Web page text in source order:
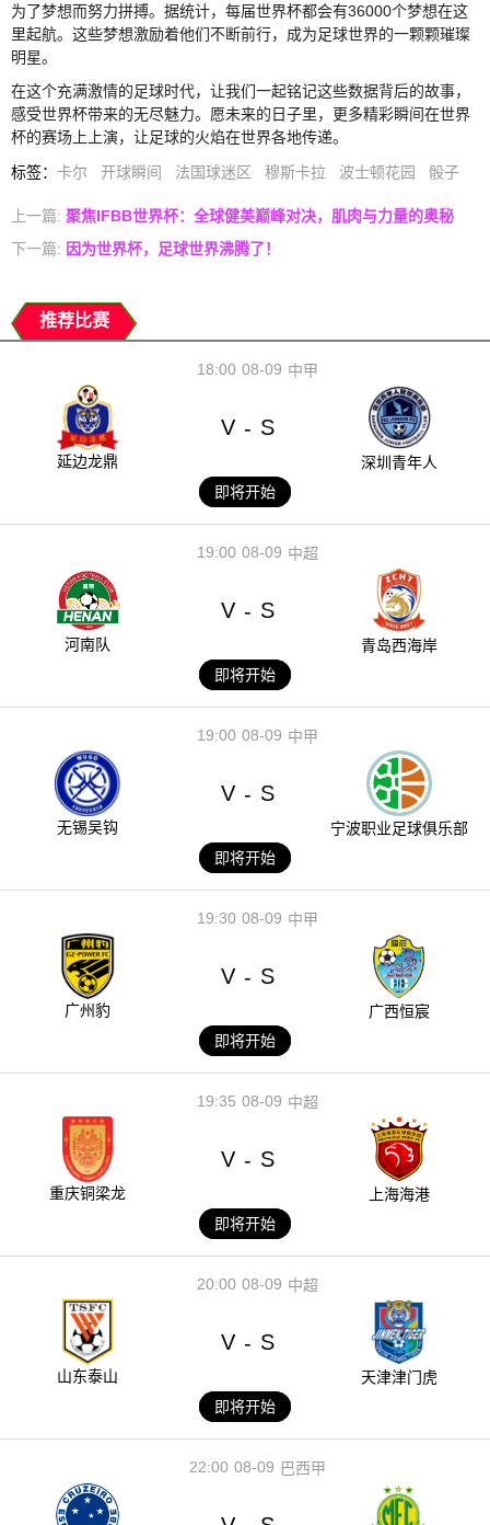
为了梦想而努力拼搏。据统计，每届世界杯都会有36000个梦想在这
里起航。这些梦想激励着他们不断前行，成为足球世界的一颗颗璀璨
明星。
在这个充满激情的足球时代，让我们一起铭记这些数据背后的故事，
感受世界杯带来的无尽魅力。愿未来的日子里，更多精彩瞬间在世界
杯的赛场上上演，让足球的火焰在世界各地传递。
标签： 卡尔 开球瞬间 法国球迷区 穆斯卡拉 波士顿花园 骰子
上一篇: 聚焦IFBB世界杯：全球健美巅峰对决，肌肉与力量的奥秘
下一篇: 因为世界杯，足球世界沸腾了！
推荐比赛
08-09
18:00 中甲
延边龙鼎
V - S
深圳青年人
即将开始
08-09
19:00 中超
河南队
V - S
青岛西海岸
即将开始
08-09
19:00 中甲
无锡吴钩
V - S
宁波职业足球俱乐部
即将开始
08-09
19:30 中甲
广州豹
V - S
广西恒宸
即将开始
08-09
19:35 中超
重庆铜梁龙
V - S
上海海港
即将开始
08-09
20:00 中超
山东泰山
V - S
天津津门虎
即将开始
08-09
22:00 巴西甲